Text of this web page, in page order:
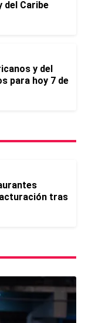
del Caribe
y del
para hoy 7 de
tras